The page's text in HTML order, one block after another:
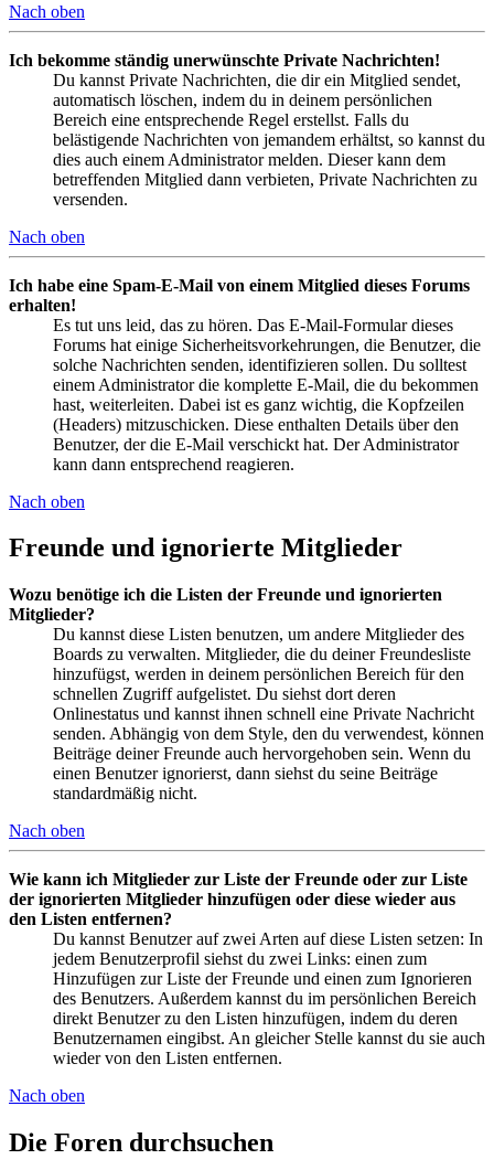
Nach oben
Ich bekomme ständig unerwünschte Private Nachrichten!
Du kannst Private Nachrichten, die dir ein Mitglied sendet,
automatisch löschen, indem du in deinem persönlichen
Bereich eine entsprechende Regel erstellst. Falls du
belästigende Nachrichten von jemandem erhältst, so kannst du
dies auch einem Administrator melden. Dieser kann dem
betreffenden Mitglied dann verbieten, Private Nachrichten zu
versenden.
Nach oben
Ich habe eine Spam-E-Mail von einem Mitglied dieses Forums
erhalten!
Es tut uns leid, das zu hören. Das E-Mail-Formular dieses
Forums hat einige Sicherheitsvorkehrungen, die Benutzer, die
solche Nachrichten senden, identifizieren sollen. Du solltest
einem Administrator die komplette E-Mail, die du bekommen
hast, weiterleiten. Dabei ist es ganz wichtig, die Kopfzeilen
(Headers) mitzuschicken. Diese enthalten Details über den
Benutzer, der die E-Mail verschickt hat. Der Administrator
kann dann entsprechend reagieren.
Nach oben
Freunde und ignorierte Mitglieder
Wozu benötige ich die Listen der Freunde und ignorierten
Mitglieder?
Du kannst diese Listen benutzen, um andere Mitglieder des
Boards zu verwalten. Mitglieder, die du deiner Freundesliste
hinzufügst, werden in deinem persönlichen Bereich für den
schnellen Zugriff aufgelistet. Du siehst dort deren
Onlinestatus und kannst ihnen schnell eine Private Nachricht
senden. Abhängig von dem Style, den du verwendest, können
Beiträge deiner Freunde auch hervorgehoben sein. Wenn du
einen Benutzer ignorierst, dann siehst du seine Beiträge
standardmäßig nicht.
Nach oben
Wie kann ich Mitglieder zur Liste der Freunde oder zur Liste
der ignorierten Mitglieder hinzufügen oder diese wieder aus
den Listen entfernen?
Du kannst Benutzer auf zwei Arten auf diese Listen setzen: In
jedem Benutzerprofil siehst du zwei Links: einen zum
Hinzufügen zur Liste der Freunde und einen zum Ignorieren
des Benutzers. Außerdem kannst du im persönlichen Bereich
direkt Benutzer zu den Listen hinzufügen, indem du deren
Benutzernamen eingibst. An gleicher Stelle kannst du sie auch
wieder von den Listen entfernen.
Nach oben
Die Foren durchsuchen